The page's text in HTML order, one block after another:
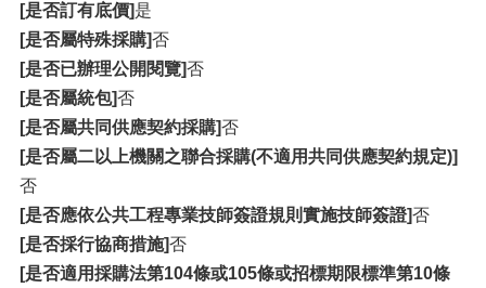
[是否訂有底價]是
[是否屬特殊採購]否
[是否已辦理公開閱覽]否
[是否屬統包]否
[是否屬共同供應契約採購]否
[是否屬二以上機關之聯合採購(不適用共同供應契約規定)]
否
[是否應依公共工程專業技師簽證規則實施技師簽證]否
[是否採行協商措施]否
[是否適用採購法第104條或105條或招標期限標準第10條